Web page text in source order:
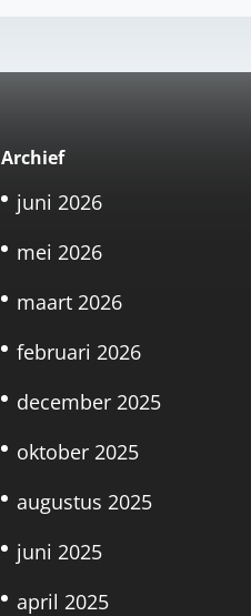
Archief
juni 2026
mei 2026
maart 2026
februari 2026
december 2025
oktober 2025
augustus 2025
juni 2025
april 2025